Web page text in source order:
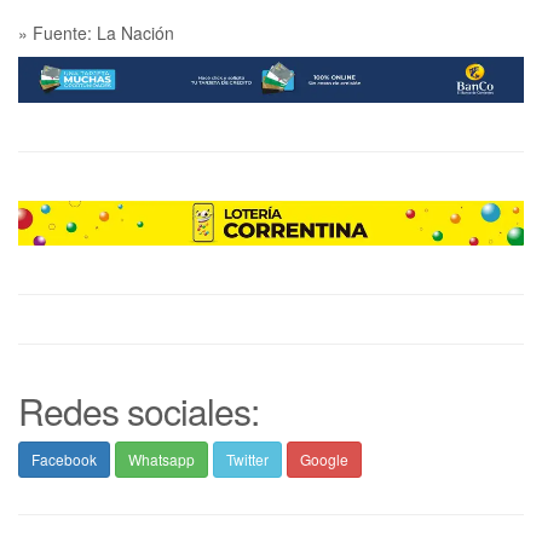
» Fuente: La Nación
Redes sociales:
Facebook Whatsapp Twitter Google